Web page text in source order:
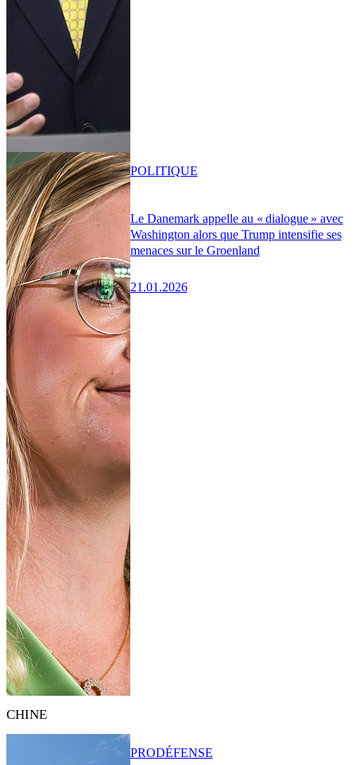
Le Danemark appelle au « dialogue » avec
Washington alors que Trump intensifie ses
menaces sur le Groenland
21.01.2026
POLITIQUE
CHINE
PRODÉFENSE